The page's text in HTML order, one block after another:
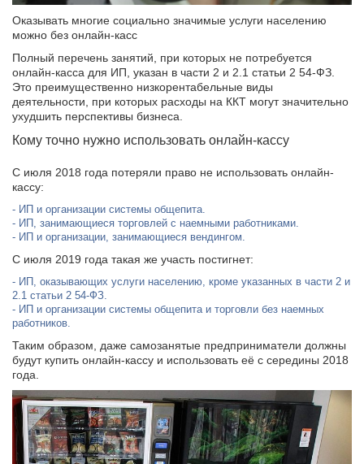
Оказывать многие социально значимые услуги населению
можно без онлайн-касс
Полный перечень занятий, при которых не потребуется
онлайн-касса для ИП, указан в части 2 и 2.1 статьи 2 54-ФЗ.
Это преимущественно низкорентабельные виды
деятельности, при которых расходы на ККТ могут значительно
ухудшить перспективы бизнеса.
Кому точно нужно использовать онлайн-кассу
С июля 2018 года потеряли право не использовать онлайн-
кассу:
ИП и организации системы общепита.
ИП, занимающиеся торговлей с наемными работниками.
ИП и организации, занимающиеся вендингом.
С июля 2019 года такая же участь постигнет:
ИП, оказывающих услуги населению, кроме указанных в части 2 и
2.1 статьи 2 54-ФЗ.
ИП и организации системы общепита и торговли без наемных
работников.
Таким образом, даже самозанятые предприниматели должны
будут купить онлайн-кассу и использовать её с середины 2018
года.
Адрес доставки
Номер телефона
Отправить
(Необязательно)
доход
Адрес доставки
Отправить
Даюсогласие на обработку персональных данных
Адрес доставки
Номер телефона
Отправить